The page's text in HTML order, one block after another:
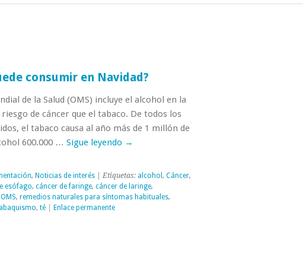
consumir en Navidad?
de la Salud (OMS) incluye el alcohol en la
de cáncer que el tabaco. De todos los
el tabaco causa al año más de 1 millón de
600.000 … Sigue leyendo →
, Noticias de interés| Etiquetas: alcohol , Cáncer,
esófago, cáncer de faringe, cáncer de laringe,
OMS, remedios naturales para síntomas habituales,
, té| Enlace permanente